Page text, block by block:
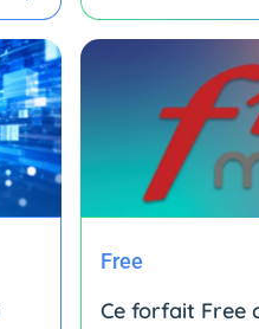
Free
Ce forfait Free